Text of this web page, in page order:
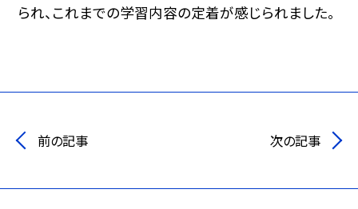
られ、これまでの学習内容の定着が感じられました。
前の記事 次の記事